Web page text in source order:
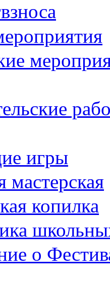
игры
мастерская
копилка
о